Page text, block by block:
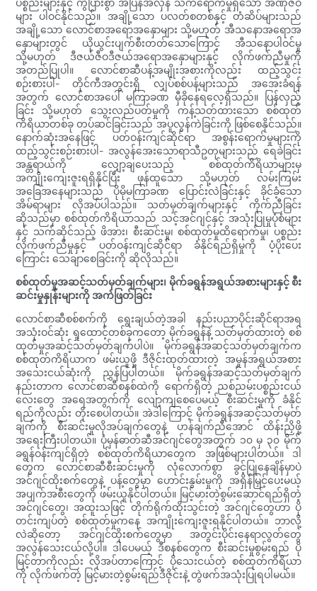
ပစ္စည်းများနှင့် ကွဲပြားစွာ အပြန်အလှန် သက်ရောက်မှုရှိသော အဏုဇီဝ
များ ပါဝင်နိုင်သည်။ အချို့သော ပလတ်စတစ်နှင့် တံဆိပ်များသည်
အချို့သော လောင်စာအရောအနှောများ သို့မဟုတ် အီသနောအရောအ
နှောများတွင် ယိုယွင်းပျက်စီးတတ်သောကြောင့် အီသနောပါဝင်မှု
သို့မဟုတ် ဒီဇယ်ဇီဝဒီဇယ်အရောအနှောများနှင့် လိုက်ဖက်ညီမှုကို
အတည်ပြုပါ။ လောင်စာဆီပန့်အမျိုးအစားကိုလည်း ထည့်သွင်း
စဉ်းစားပါ- တိုင်ကီအတွင်းရှိ လျှပ်စစ်ပန့်များသည် အအေးခံရန်
အတွက် လောင်စာအပေါ် မကြာခဏ မှီခိုနေရလေ့ရှိသည်။ ပြန်လှည့်
ခြင်း သို့မဟုတ် သွေးလည်ပတ်မှုကို ကန့်သတ်ထားသော စစ်ထုတ်
ကိရိယာတစ်ခု တပ်ဆင်ခြင်းသည် အပူလွန်ကဲခြင်းကို ဖြစ်စေနိုင်သည်။
နောက်ဆုံးအနေဖြင့် ပတ်ဝန်းကျင်ဆိုင်ရာ အစွန်းရောက်မှုများကို
ထည့်သွင်းစဉ်းစားပါ- အလွန်အေးသောရာသီဥတုများသည် ရေခဲခြင်း
အန္တရာယ်ကို လျှော့ချပေးသည့် စစ်ထုတ်ကိရိယာများမှ
အကျိုးကျေးဇူးရရှိနိုင်ပြီး ဖုန်ထူသော သို့မဟုတ် လမ်းကြမ်း
အခြေအနေများသည် ပိုမိုမကြာခဏ ပြောင်းလဲခြင်းနှင့် ခိုင်ခံ့သော
အိမ်ရာများ လိုအပ်ပါသည်။ သတ်မှတ်ချက်များနှင့် ကိုက်ညီခြင်း
ဆိုသည်မှာ စစ်ထုတ်ကိရိယာသည် သင့်အင်ဂျင်နှင့် အသုံးပြုမှုပုံစံများ
နှင့် သက်ဆိုင်သည့် ဖိအား၊ စီးဆင်းမှု၊ စစ်ထုတ်မှုထိရောက်မှု၊ ပစ္စည်း
လိုက်ဖက်ညီမှုနှင့် ပတ်ဝန်းကျင်ဆိုင်ရာ ခံနိုင်ရည်ရှိမှုကို ပံ့ပိုးပေး
ကြောင်း သေချာစေခြင်းကို ဆိုလိုသည်။
စစ်ထုတ်မှုအဆင့်သတ်မှတ်ချက်များ၊ မိုက်ခရွန်အရွယ်အစားများနှင့် စီး
ဆင်းမှုနှုန်းများကို အကဲဖြတ်ခြင်း
လောင်စာဆီစစ်စက်ကို ရွေးချယ်တဲ့အခါ နည်းပညာပိုင်းဆိုင်ရာအရ
အသုံးဝင်ဆုံး ရှုထောင့်တစ်ခုကတော့ မိုက်ခရွန်နဲ့ သတ်မှတ်ထားတဲ့ စစ်
ထုတ်မှုအဆင့်သတ်မှတ်ချက်ပါပဲ။ မိုက်ခရွန်အဆင့်သတ်မှတ်ချက်က
စစ်ထုတ်ကိရိယာက ဖမ်းယူဖို့ ဒီဇိုင်းထုတ်ထားတဲ့ အမှုန်အရွယ်အစား
အသေးငယ်ဆုံးကို ညွှန်ပြပါတယ်။ မိုက်ခရွန်အဆင့်သတ်မှတ်ချက်
နည်းတာက လောင်စာဆီစနစ်ထဲကို ရောက်ရှိတဲ့ ညစ်ညမ်းပစ္စည်းငယ်
လေးတွေ အရေအတွက်ကို လျော့ကျစေပေမယ့် စီးဆင်းမှုကို ခံနိုင်
ရည်ကိုလည်း တိုးစေပါတယ်။ အဲဒါကြောင့် မိုက်ခရွန်အဆင့်သတ်မှတ်
ချက်ကို စီးဆင်းမှုလိုအပ်ချက်တွေနဲ့ ဟန်ချက်ညီအောင် ထိန်းညှိဖို့
အရေးကြီးပါတယ်။ ပုံမှန်ဓာတ်ဆီအင်ဂျင်တွေအတွက် ၁၀ မှ ၃၀ မိုက်
ခရွန်ဝန်းကျင်ရှိတဲ့ စစ်ထုတ်ကိရိယာတွေက အဖြစ်များပါတယ်။ ဒါ
တွေက လောင်စာဆီစီးဆင်းမှုကို လုံလောက်စွာ ခွင့်ပြုနေချိန်မှာပဲ
အင်ဂျင်ထိုးစက်တွေနဲ့ ပန့်တွေမှာ ဟောင်းနွမ်းမှုကို အရှိန်မြှင့်ပေးမယ့်
အပျက်အစီးတွေကို ဖမ်းယူနိုင်ပါတယ်။ မြင့်မားတဲ့စွမ်းဆောင်ရည်ရှိတဲ့
အင်ဂျင်တွေ၊ အထူးသဖြင့် တိုက်ရိုက်ထိုးသွင်းတဲ့ အင်ဂျင်တွေဟာ ပို
တင်းကျပ်တဲ့ စစ်ထုတ်မှုကနေ အကျိုးကျေးဇူးရနိုင်ပါတယ်။ ဘာလို့
လဲဆိုတော့ အင်ဂျင်ထိုးစက်တွေမှာ အတွင်းပိုင်းနေရာလွတ်တွေ
အလွန်သေးငယ်လို့ပါ။ ဒါပေမယ့် ဒီစနစ်တွေက စီးဆင်းမှုစွမ်းရည် ပို
မြင့်တာကိုလည်း လိုအပ်တာကြောင့် ပိုသေးငယ်တဲ့ စစ်ထုတ်ကိရိယာ
ကို လိုက်ဖက်တဲ့ မြင့်မားတဲ့စွမ်းရည်ဒီဇိုင်းနဲ့ တွဲဖက်အသုံးပြုရပါမယ်။